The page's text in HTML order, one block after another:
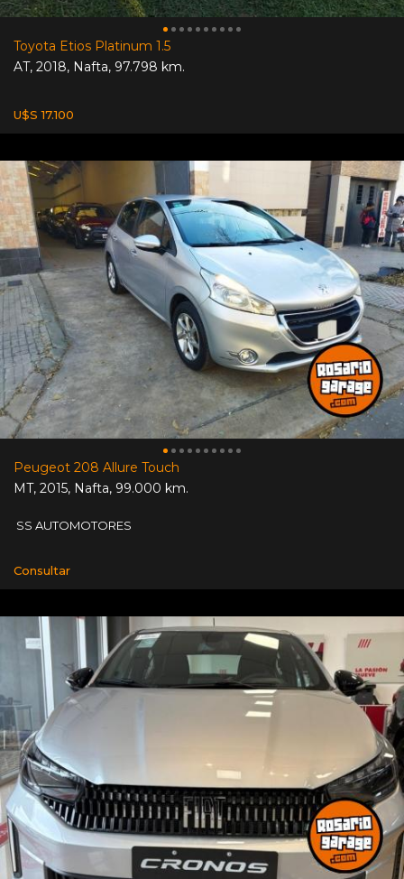
Toyota Etios Platinum 1.5
AT, 2018, Nafta, 97.798 km.
U$S 17.100
Peugeot 208 Allure Touch
MT, 2015, Nafta, 99.000 km.
SS AUTOMOTORES
Consultar